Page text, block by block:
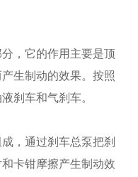
，它的作用主要是顶
生制动的效果。按照
刹车和气刹车。
，通过刹车总泵把刹
卡钳摩擦产生制动效